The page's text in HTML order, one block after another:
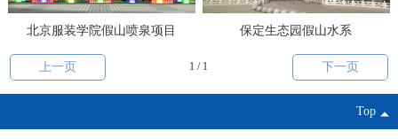
北京服装学院假山喷泉项目 保定生态园假山水系
上一页 1 / 1 下一页
Top